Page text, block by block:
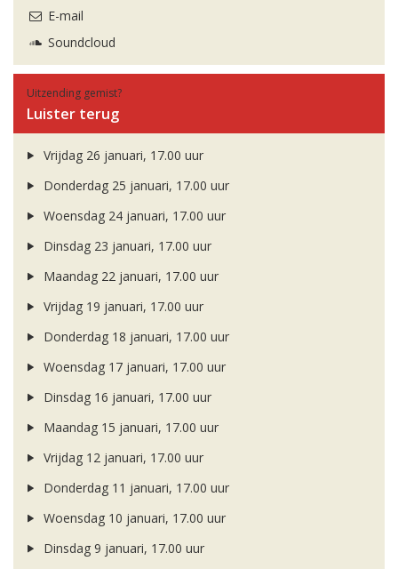
E-mail
Soundcloud
Uitzending gemist?
Luister terug
Vrijdag 26 januari, 17.00 uur
Donderdag 25 januari, 17.00 uur
Woensdag 24 januari, 17.00 uur
Dinsdag 23 januari, 17.00 uur
Maandag 22 januari, 17.00 uur
Vrijdag 19 januari, 17.00 uur
Donderdag 18 januari, 17.00 uur
Woensdag 17 januari, 17.00 uur
Dinsdag 16 januari, 17.00 uur
Maandag 15 januari, 17.00 uur
Vrijdag 12 januari, 17.00 uur
Donderdag 11 januari, 17.00 uur
Woensdag 10 januari, 17.00 uur
Dinsdag 9 januari, 17.00 uur